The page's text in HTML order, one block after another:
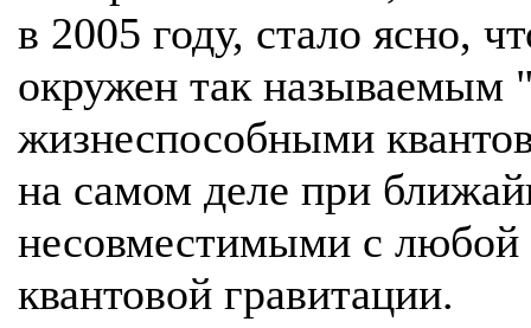
в 2005 году, стало ясно,
окружен так
жизнеспособными
на самом деле при
несовместимыми с любой
квантовой гравитации.